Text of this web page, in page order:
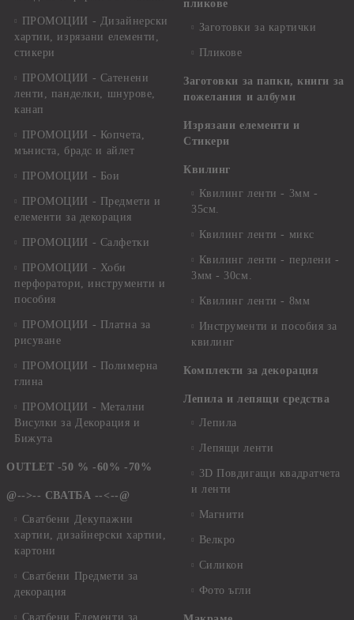
ПРОМОЦИИ - Дизайнерски
хартии, изрязани елементи,
стикери
ПРОМОЦИИ - Сатенени
ленти, панделки, шнурове,
канап
ПРОМОЦИИ - Копчета,
мъниста, брадс и айлет
ПРОМОЦИИ - Бои
ПРОМОЦИИ - Предмети и
елементи за декорация
ПРОМОЦИИ - Салфетки
ПРОМОЦИИ - Хоби
перфоратори, инструменти и
пособия
ПРОМОЦИИ - Платна за
рисуване
ПРОМОЦИИ - Полимерна
глина
ПРОМОЦИИ - Метални
Висулки за Декорация и
Бижута
OUTLET -50 % -60% -70%
@-->-- СВАТБА --<--@
Сватбени Декупажни
хартии, дизайнерски хартии,
картони
Сватбени Предмети за
декорация
Сватбени Елементи за
пликове
Заготовки за картички
Пликове
Заготовки за папки, книги за
пожелания и албуми
Изрязани елементи и
Стикери
Квилинг
Квилинг ленти - 3мм -
35см.
Квилинг ленти - микс
Квилинг ленти - перлени -
3мм - 30см.
Квилинг ленти - 8мм
Инструменти и пособия за
квилинг
Комплекти за декорация
Лепила и лепящи средства
Лепила
Лепящи ленти
3D Повдигащи квадратчета
и ленти
Магнити
Велкро
Силикон
Фото ъгли